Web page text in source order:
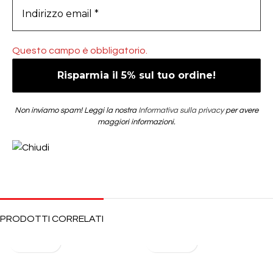
Questo campo è obbligatorio.
Non inviamo spam! Leggi la nostra Informativa sulla privacyper avere
maggiori informazioni.
PRODOTTI CORRELATI